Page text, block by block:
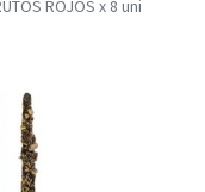
ROJOS x 8 uni